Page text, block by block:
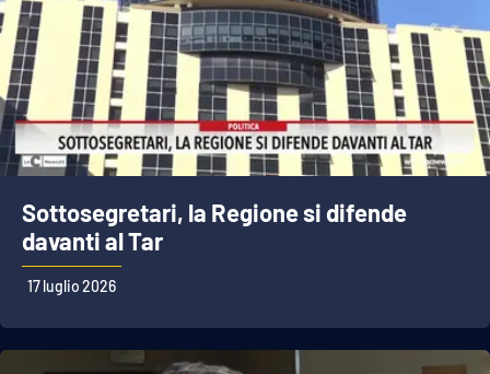
Sottosegretari, la Regione si difende
davanti al Tar
17 luglio 2026